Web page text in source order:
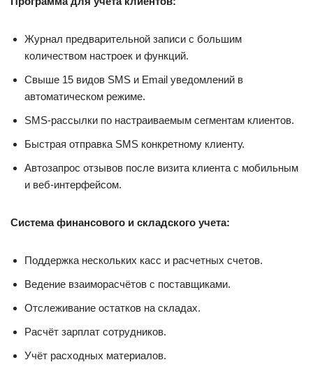
Журнал предварительной записи с большим
количеством настроек и функций.
Свыше 15 видов SMS и Email уведомлений в
автоматическом режиме.
SMS-рассылки по настраиваемым сегментам клиентов.
Быстрая отправка SMS конкретному клиенту.
Автозапрос отзывов после визита клиента с мобильным
и веб-интерфейсом.
Система финансового и складского учета:
Поддержка нескольких касс и расчетных счетов.
Ведение взаиморасчётов с поставщиками.
Отслеживание остатков на складах.
Расчёт зарплат сотрудников.
Учёт расходных материалов.